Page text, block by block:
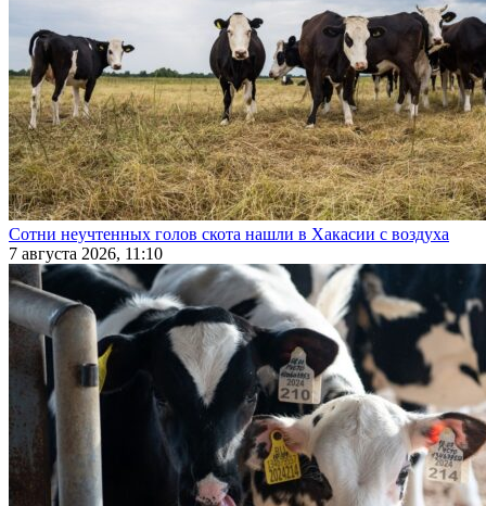
Сотни неучтенных голов скота нашли в Хакасии с воздуха
7 августа 2026, 11:10